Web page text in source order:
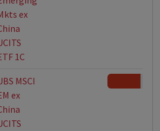
ex
1C
MSCI
ex